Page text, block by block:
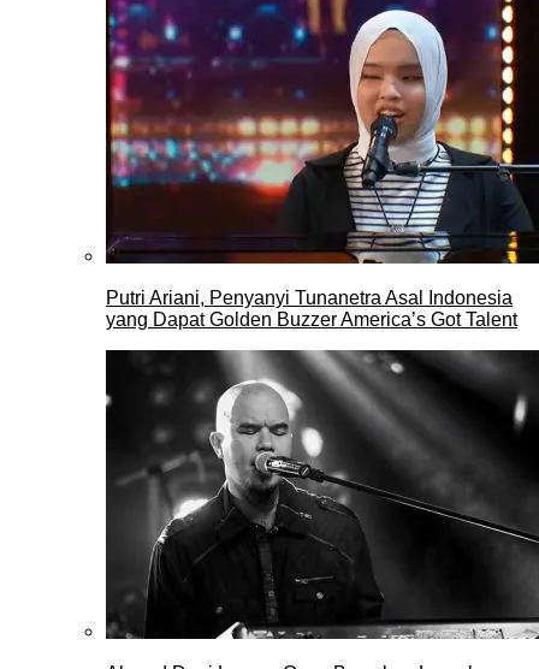
Putri Ariani, Penyanyi Tunanetra Asal Indonesia
yang Dapat Golden Buzzer America’s Got Talent